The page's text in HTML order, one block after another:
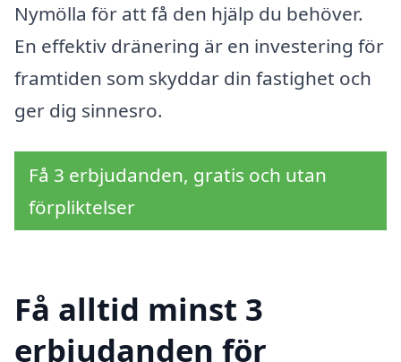
Nymölla för att få den hjälp du behöver.
En effektiv dränering är en investering för
framtiden som skyddar din fastighet och
ger dig sinnesro.
Få 3 erbjudanden, gratis och utan
förpliktelser
Få alltid minst 3
erbjudanden för